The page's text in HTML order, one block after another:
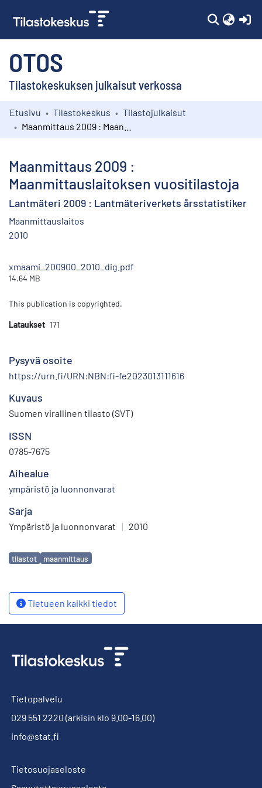
OTOS
Tilastokeskuksen julkaisut verkossa
Kokoelmat
Etusivu Tilastokeskus
Tilastojulkaisut
Maanmittaus 2009 :
Maanmittauslaitoksen vuositilastoja
Lantmäteri 2009 : Lantmäteriverkets årsstatistiker
Maanmittauslaitos
2010
xmaami_200900_2010_dig.pdf
14.64 MB
This publication is copyrighted.
Lataukset 171
Pysyvä osoite
https://urn.fi/URN:NBN:fi-fe2023013111616
Kuvaus
Suomen virallinen tilasto (SVT)
ISSN
0785-7675
Aihealue
ympäristö ja luonnonvarat
Sarja
Ympäristö ja luonnonvarat | 2010
Avainsanat
tilastot maanmittaus
Tietueen kaikki tiedot
Tietopalvelu
029 551 2220 (arkisin klo 9.00-16.00)
info@stat.fi
Tietosuojaseloste